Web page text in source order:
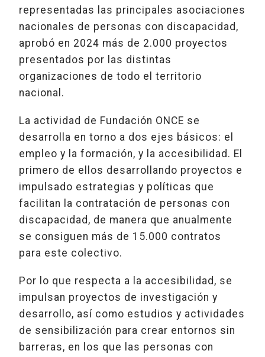
representadas las principales asociaciones
nacionales de personas con discapacidad,
aprobó en 2024 más de 2.000 proyectos
presentados por las distintas
organizaciones de todo el territorio
nacional.
La actividad de Fundación ONCE se
desarrolla en torno a dos ejes básicos: el
empleo y la formación, y la accesibilidad. El
primero de ellos desarrollando proyectos e
impulsado estrategias y políticas que
facilitan la contratación de personas con
discapacidad, de manera que anualmente
se consiguen más de 15.000 contratos
para este colectivo.
Por lo que respecta a la accesibilidad, se
impulsan proyectos de investigación y
desarrollo, así como estudios y actividades
de sensibilización para crear entornos sin
barreras, en los que las personas con